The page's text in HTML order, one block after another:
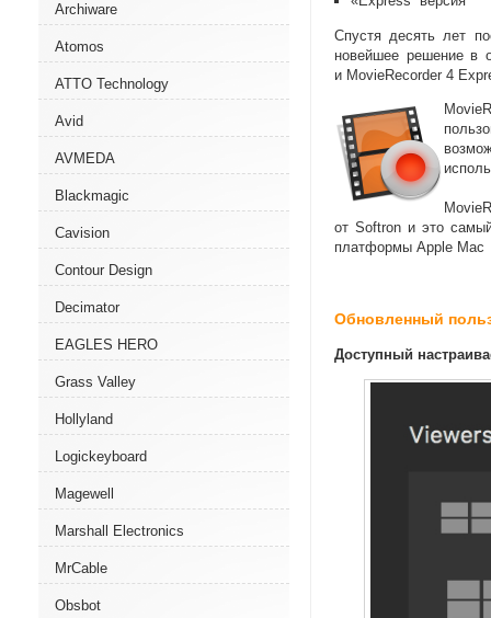
Archiware
Atomos
ATTO Technology
Avid
AVMEDA
Blackmagic
Cavision
Contour Design
Decimator
EAGLES HERO
Grass Valley
Hollyland
Logickeyboard
Magewell
Marshall Electronics
MrCable
Obsbot
Спустя десять лет
новейшее решение в
и MovieRecorder 4
от Softron и это
платформы Apple Mac
Обновленный
Доступный